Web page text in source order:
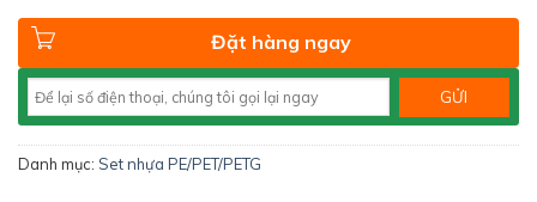
Đặt hàng ngay
Danh mục: Set nhựa PE/PET/PETG